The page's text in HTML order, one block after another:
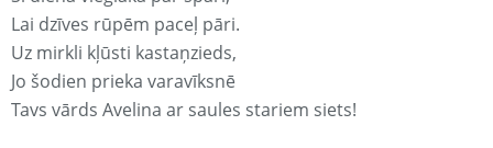
Lai dzīves rūpēm paceļ pāri.
Uz mirkli kļūsti kastaņzieds,
Jo šodien prieka varavīksnē
Tavs vārds Avelina ar saules stariem siets!